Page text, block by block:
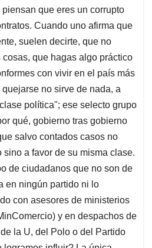
que eres un corrupto
Cuando uno afirma que
suelen decirte, que no
que hagas algo práctico
con vivir en el país más
no sirve de nada, a
política"; ese selecto grupo
qué, gobierno tras gobierno
salvo contados casos no
a favor de su misma clase.
de ciudadanos que no son de
en ningún partido ni lo
con asesores de ministerios
y en despachos de
la U, del Polo o del Partido